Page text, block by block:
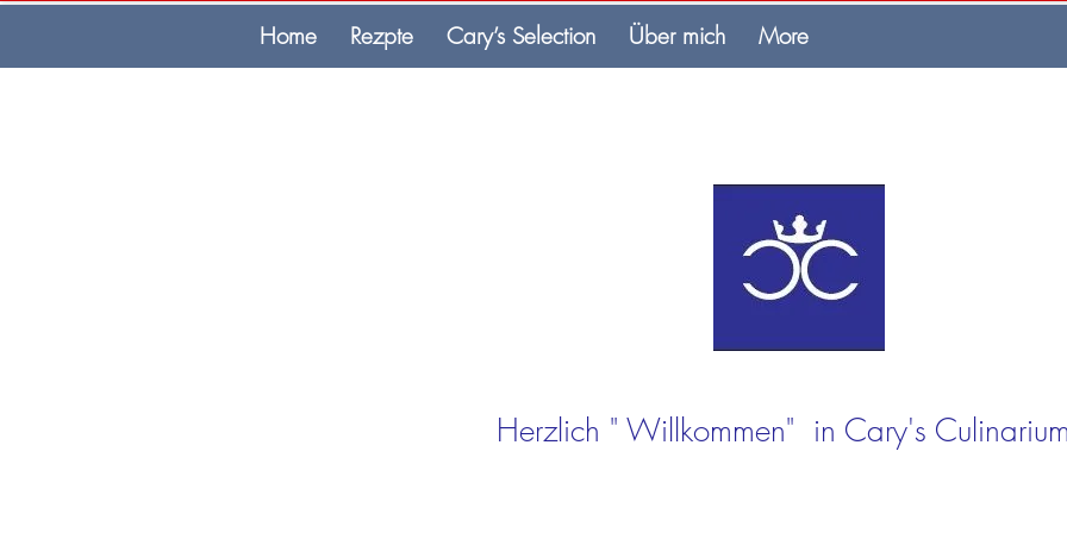
Home Rezpte Cary’s Selection Über mich More
Herzlich " Willkommen" in Cary's